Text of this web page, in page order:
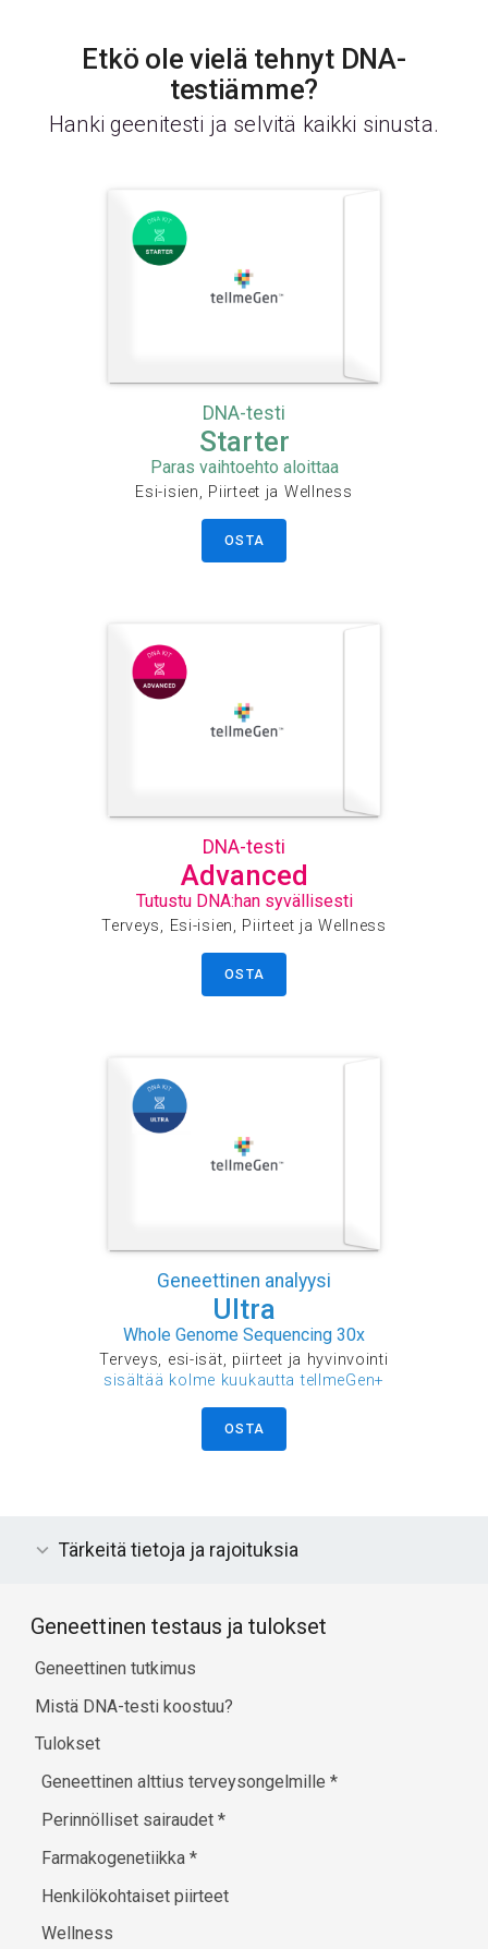
Etkö ole vielä tehnyt DNA-
testiämme?
Hanki geenitesti ja selvitä kaikki sinusta.
DNA-testi
Starter
Paras vaihtoehto aloittaa
Esi-isien, Piirteet ja Wellness
OSTA
DNA-testi
Advanced
Tutustu DNA:han syvällisesti
Terveys, Esi-isien, Piirteet ja Wellness
OSTA
Geneettinen analyysi
Ultra
Whole Genome Sequencing 30x
Terveys, esi-isät, piirteet ja hyvinvointi
sisältää kolme kuukautta tellmeGen+
OSTA
Tärkeitä tietoja ja rajoituksia
Geneettinen testaus ja tulokset
Geneettinen tutkimus
Mistä DNA-testi koostuu?
Tulokset
Geneettinen alttius terveysongelmille*
Perinnölliset sairaudet*
Farmakogenetiikka*
Henkilökohtaiset piirteet
Wellness